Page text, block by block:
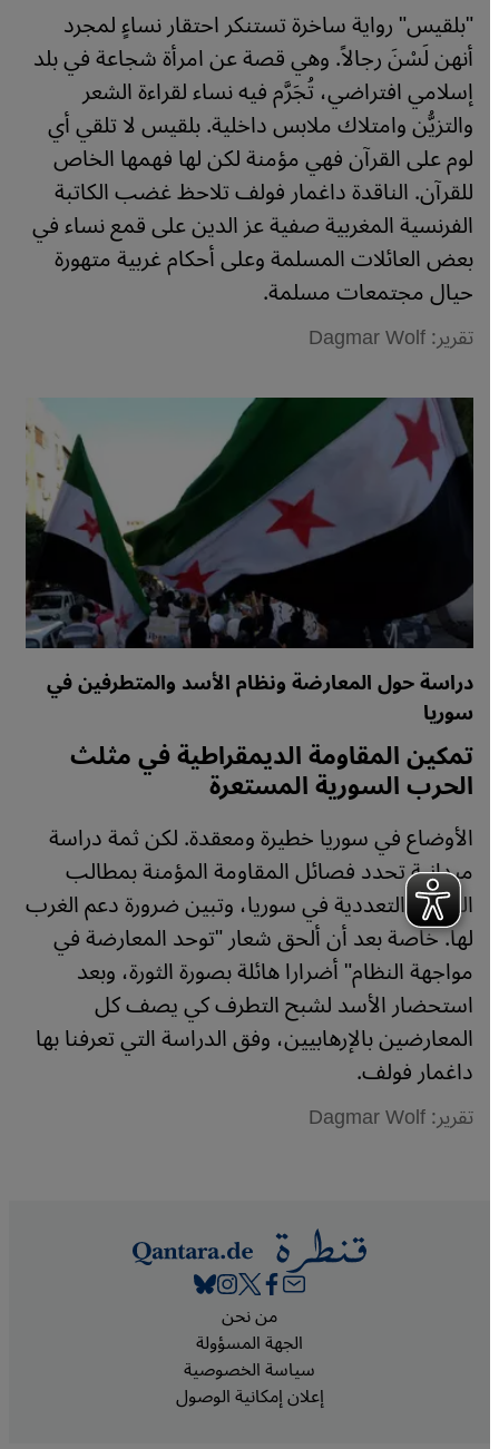
"بلقيس" رواية ساخرة تستنكر احتقار نساءٍ لمجرد
أنهن لَسْنَ رجالاً. وهي قصة عن امرأة شجاعة في بلد
إسلامي افتراضي، تُجَرَّم فيه نساء لقراءة الشعر
والتزيُّن وامتلاك ملابس داخلية. بلقيس لا تلقي أي
لوم على القرآن فهي مؤمنة لكن لها فهمها الخاص
للقرآن. الناقدة داغمار فولف تلاحظ غضب الكاتبة
الفرنسية المغربية صفية عز الدين على قمع نساء في
بعض العائلات المسلمة وعلى أحكام غربية متهورة
حيال مجتمعات مسلمة.
تقرير: Dagmar Wolf
دراسة حول المعارضة ونظام الأسد والمتطرفين في
سوريا
تمكين المقاومة الديمقراطية في مثلث
الحرب السورية المستعرة
الأوضاع في سوريا خطيرة ومعقدة. لكن ثمة دراسة
ميدانية تحدد فصائل المقاومة المؤمنة بمطالب
الحرية والتعددية في سوريا، وتبين ضرورة دعم الغرب
لها. خاصة بعد أن ألحق شعار "توحد المعارضة في
مواجهة النظام" أضرارا هائلة بصورة الثورة، وبعد
استحضار الأسد لشبح التطرف كي يصف كل
المعارضين بالإرهابيين، وفق الدراسة التي تعرفنا بها
داغمار فولف.
تقرير: Dagmar Wolf
Footer
من نحن
الجهة المسؤولة
سياسة الخصوصية
إعلان إمكانية الوصول